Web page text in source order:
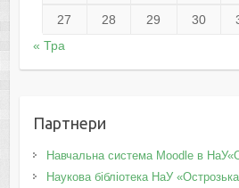
27 28 29 30
« Тра
Партнери
Навчальна система Moodle в
Наукова бібліотека НаУ